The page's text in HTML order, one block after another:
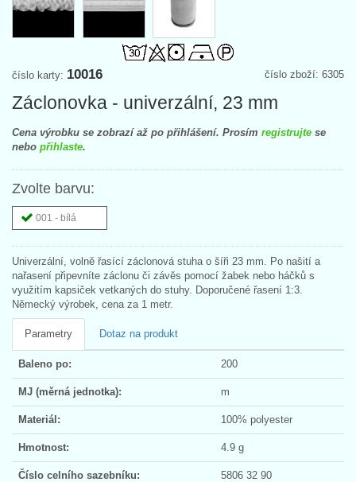
číslo zboží: 6305
číslo karty: 10016
Záclonovka - univerzální, 23 mm
Cena výrobku se zobrazí až po přihlášení. Prosím registrujte se
nebo přihlaste.
Zvolte barvu:
001 - bílá
Univerzální, volně řasící záclonová stuha o šíři 23 mm. Po našití a
nařasení připevníte záclonu či závěs pomocí žabek nebo háčků s
využitím kapsiček vetkaných do stuhy. Doporučené řasení 1:3.
Německý výrobek, cena za 1 metr.
Parametry Dotaz na produkt
Baleno po: 200
MJ (měrná jednotka): m
Materiál: 100% polyester
Hmotnost: 4.9 g
Číslo celního sazebníku: 5806 32 90